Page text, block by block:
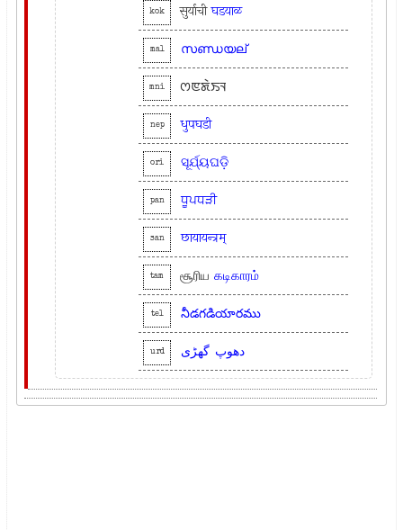
kok सुर्याचीघडयाळ
mal സണ്ഡയല്
mni ꯁꯟꯗꯥꯏꯜ
nep धुपघडी
ori ସୂର୍ଯ୍ୟଘଡ଼ି
pan ਧੂਪਧੜੀ
san छायायन्त्रम्
tam சூரிய கடிகாரம்
tel నీడగడియారము
urd دھوپ گھڑی